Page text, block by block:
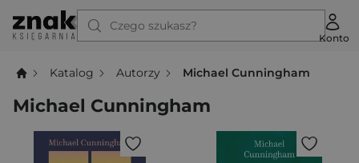
Czego szukasz?
Konto
Katalog Autorzy Michael Cunningham
Michael Cunningham